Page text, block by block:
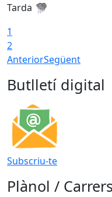
Tarda
1
2
AnteriorSegüent
Butlletí digital
Subscriu-te
Plànol / Carrers